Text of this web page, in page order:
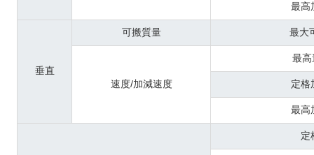
最高
垂直
可搬質量 最大
速度/加減速度
最高
定格
最高
定